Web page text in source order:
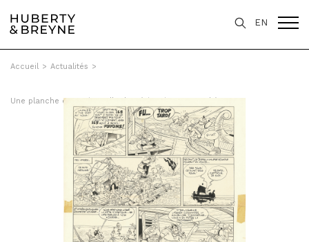
EN
Accueil > Actualités >
Une planche exceptionnelle d'Astérix mise aux enchères